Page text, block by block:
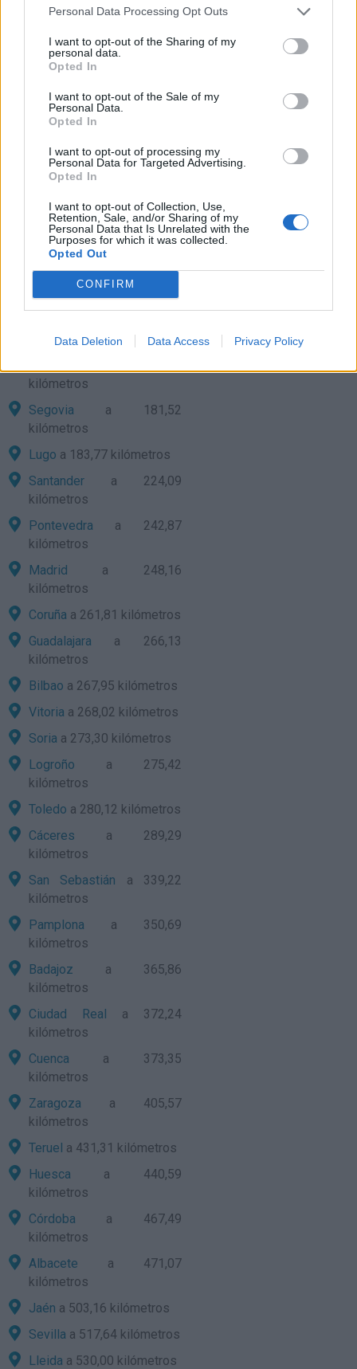
Personal Data Processing Opt Outs
I want to opt-out of the Sharing of my
personal data.
Opted In
I want to opt-out of the Sale of my
Personal Data.
Opted In
I want to opt-out of processing my
Personal Data for Targeted Advertising.
Opted In
I want to opt-out of Collection, Use,
Retention, Sale, and/or Sharing of my
Personal Data that Is Unrelated with the
Purposes for which it was collected.
Opted Out
CONFIRM
Data Deletion Data Access Privacy Policy
Santa María de la Vegaa
7,76 kilómetros
Zamoraa 59,10 kilómetros
León
a 67,13 kilómetros
Valladolida 94,48
Palenciaa 100,48
kilómetros
Salamancaa 118,50
kilómetros
Oviedoa 147,60
kilómetros
Burgosa 172,09
kilómetros
Avilaa 176,43 kilómetros
kilómetros
Segovia a 181,52
kilómetros
Lugo a 183,77 kilómetros
Santander a 224,09
kilómetros
Pontevedra a 242,87
kilómetros
Madrid a 248,16
kilómetros
Coruña a 261,81 kilómetros
Guadalajara a 266,13
kilómetros
Bilbao a 267,95 kilómetros
Vitoria a 268,02 kilómetros
Soria a 273,30 kilómetros
Logroño a 275,42
kilómetros
Toledo a 280,12 kilómetros
Cáceres a 289,29
kilómetros
San Sebastián a 339,22
kilómetros
Pamplona a 350,69
kilómetros
Badajoz a 365,86
kilómetros
Ciudad Real a 372,24
kilómetros
Cuenca a 373,35
kilómetros
Zaragoza a 405,57
kilómetros
Teruel a 431,31 kilómetros
Huesca a 440,59
kilómetros
Córdoba a 467,49
kilómetros
Albacete a 471,07
kilómetros
Jaén a 503,16 kilómetros
Sevilla a 517,64 kilómetros
Lleida a 530,00 kilómetros